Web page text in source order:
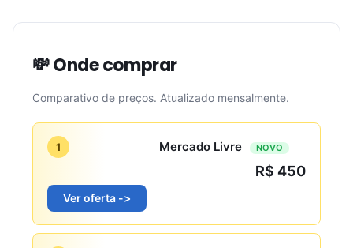
💸 Onde comprar
Comparativo de preços. Atualizado mensalmente.
1 Mercado Livre NOVO
R$ 450
Ver oferta ->